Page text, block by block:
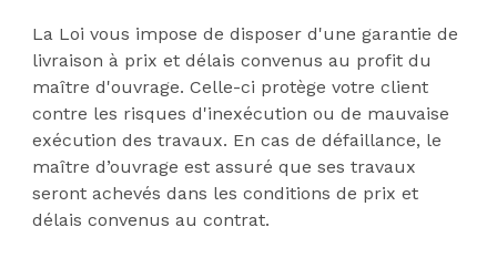
La Loi vous impose de disposer d'une garantie de
livraison à prix et délais convenus au profit du
maître d'ouvrage. Celle-ci protège votre client
contre les risques d'inexécution ou de mauvaise
exécution des travaux. En cas de défaillance, le
maître d’ouvrage est assuré que ses travaux
seront achevés dans les conditions de prix et
délais convenus au contrat.